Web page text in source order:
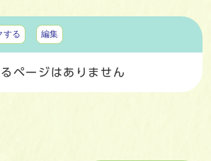
する 編集
ページはありません